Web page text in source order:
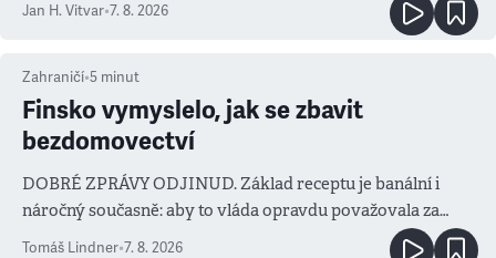
Jan H. Vitvar•7. 8. 2026
Zahraničí•5 minut
Finsko vymyslelo, jak se zbavit
bezdomovectví
DOBRÉ ZPRÁVY ODJINUD. Základ receptu je banální i
náročný současně: aby to vláda opravdu považovala za
prioritu
Tomáš Lindner•7. 8. 2026